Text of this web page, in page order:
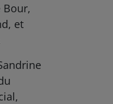
Bour,
et